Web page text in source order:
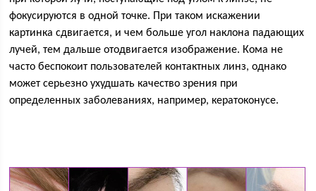
фокусируются в одной точке. При таком искажении
картинка сдвигается, и чем больше угол наклона падающих
лучей, тем дальше отодвигается изображение. Кома не
часто беспокоит пользователей контактных линз, однако
может серьезно ухудшать качество зрения при
определенных заболеваниях, например, кератоконусе.